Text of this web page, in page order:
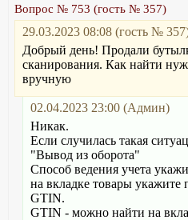
Вопрос № 753 (гость № 357)
29.03.2023 08:08 (гость №
Добрый день! Продали
сканирования. Как найти
вручную
02.04.2023 23:00 (Админ)
Никак.
Если случилась такая
"Вывод из оборота"
Способ ведения учета
на вкладке товары укажите
GTIN.
GTIN - можно найти на